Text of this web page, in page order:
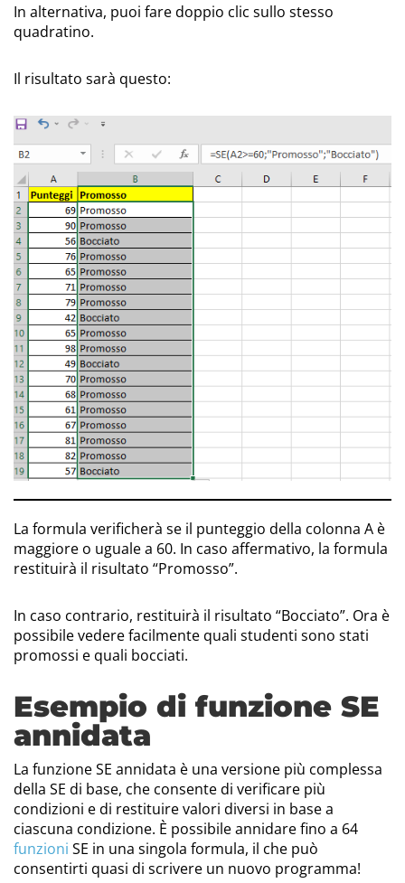
In alternativa, puoi fare doppio clic sullo stesso
quadratino.
Il risultato sarà questo:
La formula verificherà se il punteggio della colonna A è
maggiore o uguale a 60. In caso affermativo, la formula
restituirà il risultato “Promosso”.
In caso contrario, restituirà il risultato “Bocciato”. Ora è
possibile vedere facilmente quali studenti sono stati
promossi e quali bocciati.
Esempio di funzione SE
annidata
La funzione SE annidata è una versione più complessa
della SE di base, che consente di verificare più
condizioni e di restituire valori diversi in base a
ciascuna condizione. È possibile annidare fino a 64
funzioni SE in una singola formula, il che può
consentirti quasi di scrivere un nuovo programma!